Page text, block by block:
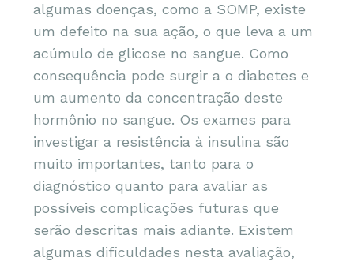
algumas doenças, como a SOMP, existe
um defeito na sua ação, o que leva a um
acúmulo de glicose no sangue. Como
consequência pode surgir a o diabetes e
um aumento da concentração deste
hormônio no sangue. Os exames para
investigar a resistência à insulina são
muito importantes, tanto para o
diagnóstico quanto para avaliar as
possíveis complicações futuras que
serão descritas mais adiante. Existem
algumas dificuldades nesta avaliação,